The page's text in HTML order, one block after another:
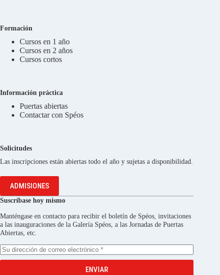
Formación
Cursos en 1 año
Cursos en 2 años
Cursos cortos
Información práctica
Puertas abiertas
Contactar con Spéos
Solicitudes
Las inscripciones están abiertas todo el año y sujetas a disponibilidad.
ADMISIONES
Suscríbase hoy mismo
Manténgase en contacto para recibir el boletín de Spéos, invitaciones
a las inauguraciones de la Galería Spéos, a las Jornadas de Puertas
Abiertas, etc.
ENVIAR